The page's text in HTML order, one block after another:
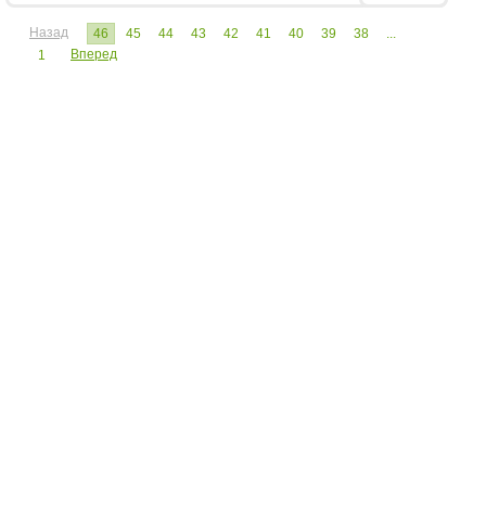
Назад 46 45 44 43 42 41 40 39 38
...
1
Вперед